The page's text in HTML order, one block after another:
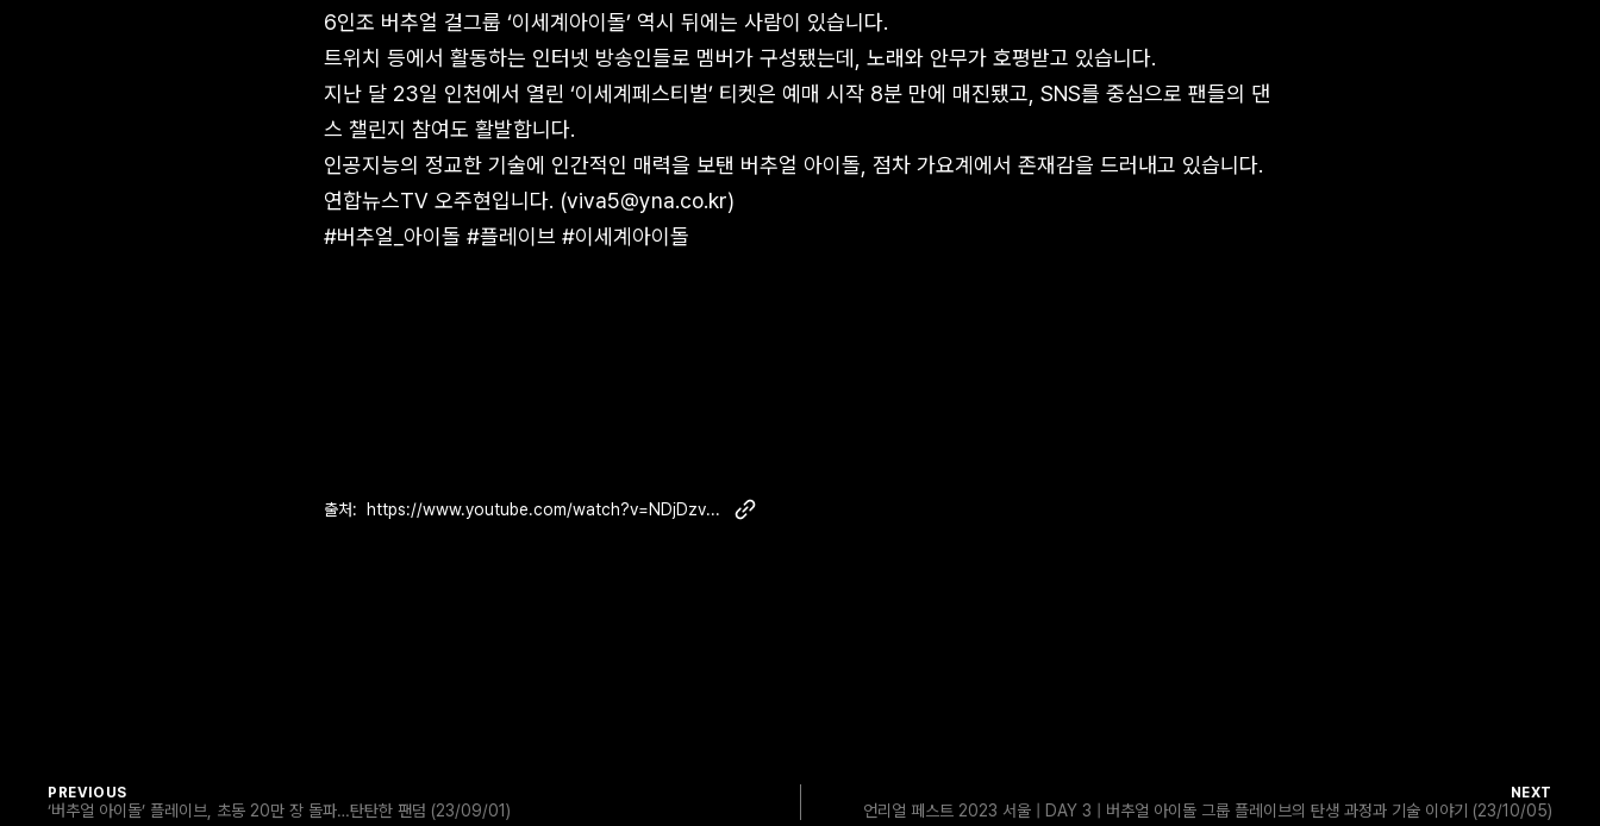
6인조 버추얼 걸그룹 ‘이세계아이돌’ 역시 뒤에는 사람이 있습니다.
트위치 등에서 활동하는 인터넷 방송인들로 멤버가 구성됐는데, 노래와 안무가 호평받고 있습니다.
지난 달 23일 인천에서 열린 ‘이세계페스티벌’ 티켓은 예매 시작 8분 만에 매진됐고, SNS를 중심으로 팬들의 댄
스 챌린지 참여도 활발합니다.
인공지능의 정교한 기술에 인간적인 매력을 보탠 버추얼 아이돌, 점차 가요계에서 존재감을 드러내고 있습니다.
연합뉴스TV 오주현입니다. (viva5@yna.co.kr)
#버추얼_아이돌 #플레이브 #이세계아이돌
출처: https://www.youtube.com/watch?v=NDjDzvfoSXk
PREVIOUS
‘버추얼 아이돌’ 플레이브, 초동 20만 장 돌파…탄탄한 팬덤 (23/09/01)
NEXT
언리얼 페스트 2023 서울 | DAY 3 | 버추얼 아이돌 그룹 플레이브의 탄생 과정과 기술 이야기 (23/10/05)